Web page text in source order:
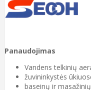
Panaudojimas
Vandens telkinių
žuvininkystės
baseinų ir